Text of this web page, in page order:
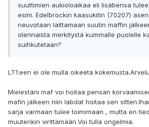
suuttimien aukioloaikaa eli lisäbensa
esim. Edelbrockin kaasukitin (70207)
neuvotaan laittamaan suutin maffin
olennaista merkitystä kummalle puolelle
suihkutetaan?
LT1:een ei ole mulla oikeeta
Mielestäni maf voi hoitaa pensan
mafin jälkeen niin labdat hoitaa sen
sarja varmaan tulee toimimaan , mutta en
muutenkin virittämään.Voi tulla ongelmia.